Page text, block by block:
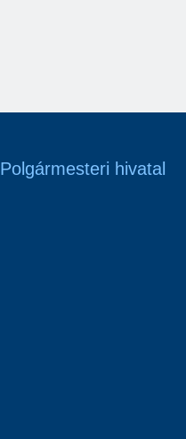
Polgármesteri hivatal